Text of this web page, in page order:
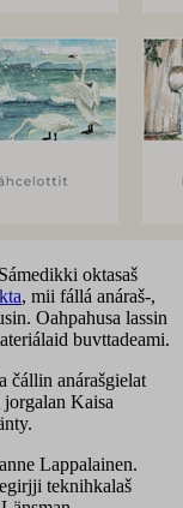
oktasaš
, mii fállá anáraš-,
Oahpahusa lassin
buvttadeami.
čállin anárašgielat
Kaisa
Lappalainen.
teknihkalaš